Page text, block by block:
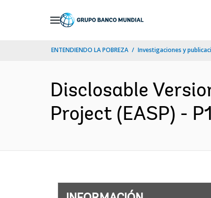
ENTENDIENDO LA POBREZA Investigaciones y
Disclosable
Project (EASP) -